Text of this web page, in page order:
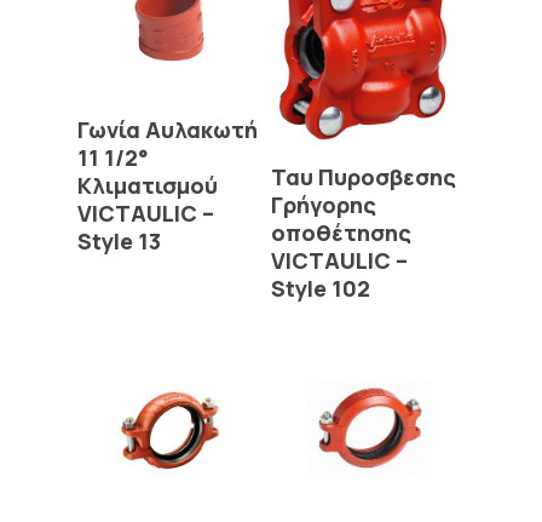
Read More
Γωνία Αυλακωτή
11 1/2°
Κλιματισμού
VICTAULIC –
Style 13
Ταυ Πυροσβεσης
Γρήγορης
οποθέτησης
VICTAULIC –
Style 102